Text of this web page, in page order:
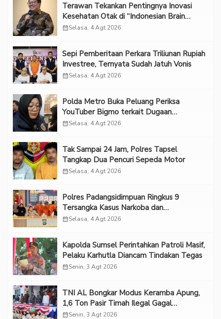
Terawan Tekankan Pentingnya Inovasi
Kesehatan Otak di “Indonesian Brain
Forum 2026 UPN Veteran Jakarta”
calendar_monthSelasa, 4 Agt 2026
Sepi Pemberitaan Perkara Triliunan Rupiah
Investree, Ternyata Sudah Jatuh Vonis
calendar_monthSelasa, 4 Agt 2026
Polda Metro Buka Peluang Periksa
YouTuber Bigmo terkait Dugaan
Eksploitasi Anak
calendar_monthSelasa, 4 Agt 2026
Tak Sampai 24 Jam, Polres Tapsel
Tangkap Dua Pencuri Sepeda Motor
calendar_monthSelasa, 4 Agt 2026
Polres Padangsidimpuan Ringkus 9
Tersangka Kasus Narkoba dan
Penganiayaan
calendar_monthSelasa, 4 Agt 2026
Kapolda Sumsel Perintahkan Patroli Masif,
Pelaku Karhutla Diancam Tindakan Tegas
calendar_monthSenin, 3 Agt 2026
TNI AL Bongkar Modus Keramba Apung,
1,6 Ton Pasir Timah Ilegal Gagal
Diselundupkan
calendar_monthSenin, 3 Agt 2026